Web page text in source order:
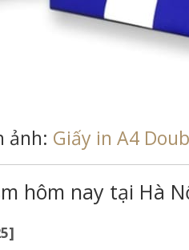
ảnh: Giấy in A4
hôm nay tại Hà